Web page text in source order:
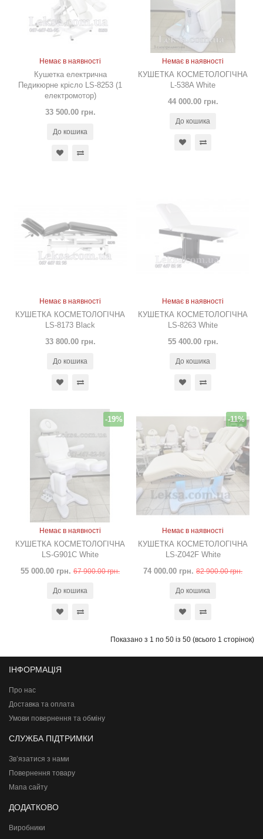
Немає в наявності
Кушетка електрична
Педикюрне крісло LS-8253 (1
електромотор)
33 500.00 грн.
До кошика
Немає в наявності
КУШЕТКА КОСМЕТОЛОГІЧНА
L-538A White
44 000.00 грн.
До кошика
Немає в наявності
КУШЕТКА КОСМЕТОЛОГІЧНА
LS-8173 Black
33 800.00 грн.
До кошика
Немає в наявності
КУШЕТКА КОСМЕТОЛОГІЧНА
LS-8263 White
55 400.00 грн.
До кошика
Немає в наявності
КУШЕТКА КОСМЕТОЛОГІЧНА
LS-G901C White
55 000.00 грн. 67 900.00 грн.
-19%
До кошика
Немає в наявності
КУШЕТКА КОСМЕТОЛОГІЧНА
LS-Z042F White
74 000.00 грн. 82 900.00 грн.
-11%
До кошика
Показано з 1 по 50 із 50 (всього 1 сторінок)
ІНФОРМАЦІЯ
Про нас
Доставка та оплата
Умови повернення та обміну
СЛУЖБА ПІДТРИМКИ
Зв’язатися з нами
Повернення товару
Мапа сайту
ДОДАТКОВО
Виробники